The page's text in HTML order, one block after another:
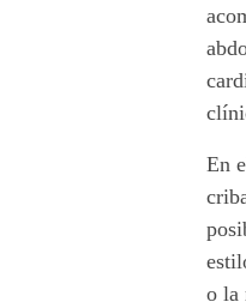
c
u
l
a
r
.
En
o la